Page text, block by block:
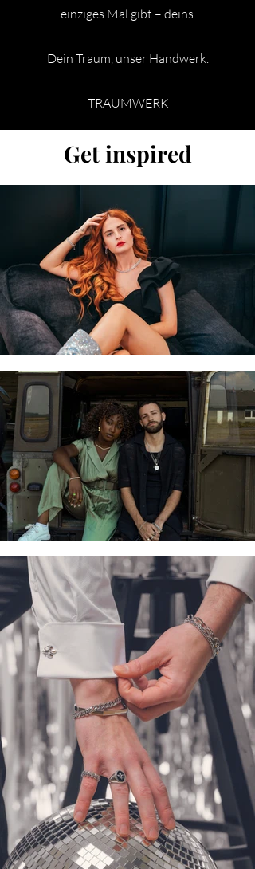
einziges Mal gibt – deins.
Dein Traum, unser Handwerk.
TRAUMWERK
Get inspired